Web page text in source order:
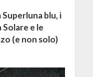
blu, i
e le
(e non solo)